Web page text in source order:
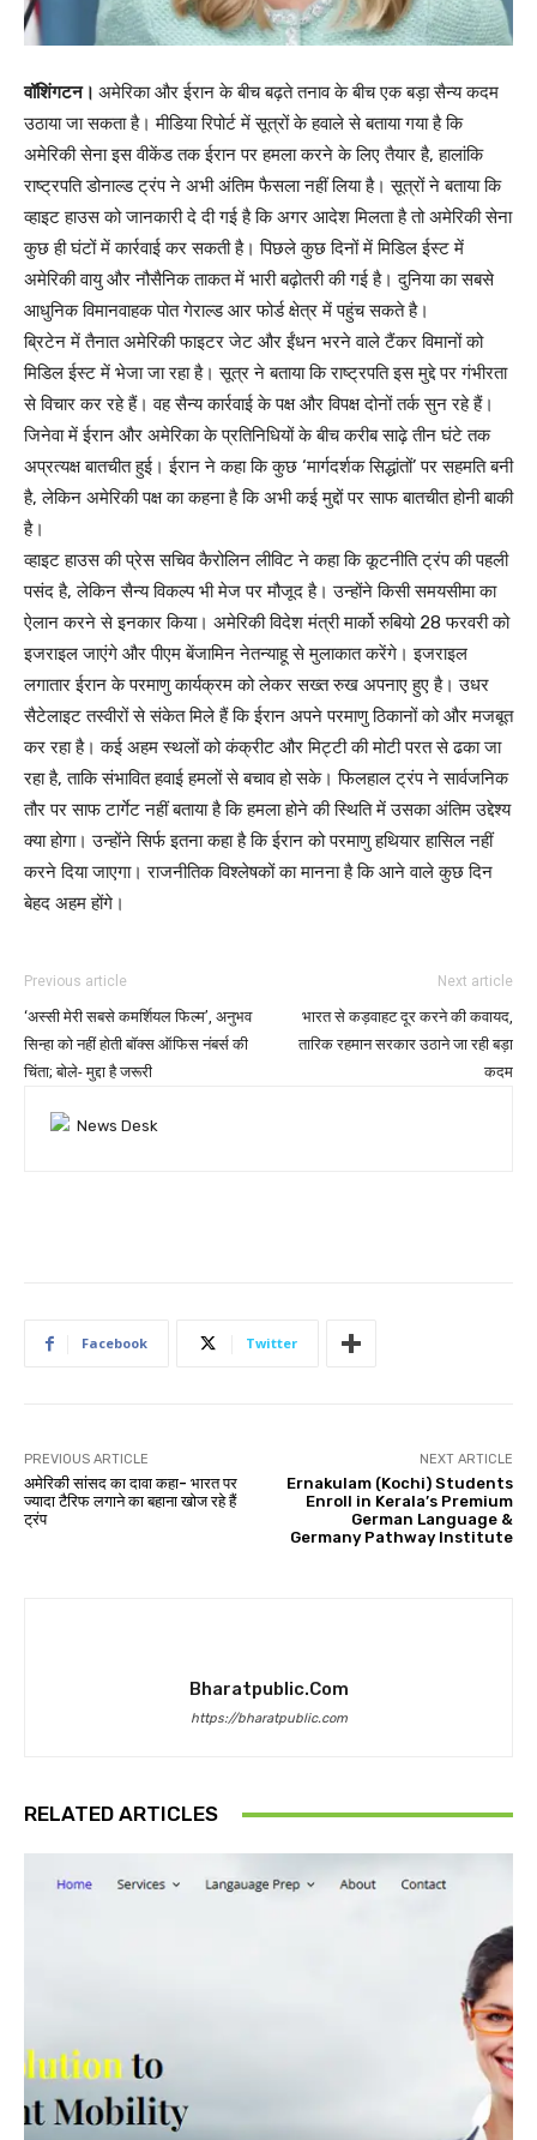
वॉशिंगटन। अमेरिका और ईरान के बीच बढ़ते तनाव के बीच एक बड़ा सैन्य कदम
उठाया जा सकता है। मीडिया रिपोर्ट में सूत्रों के हवाले से बताया गया है कि
अमेरिकी सेना इस वीकेंड तक ईरान पर हमला करने के लिए तैयार है, हालांकि
राष्ट्रपति डोनाल्ड ट्रंप ने अभी अंतिम फैसला नहीं लिया है। सूत्रों ने बताया कि
व्हाइट हाउस को जानकारी दे दी गई है कि अगर आदेश मिलता है तो अमेरिकी सेना
कुछ ही घंटों में कार्रवाई कर सकती है। पिछले कुछ दिनों में मिडिल ईस्ट में
अमेरिकी वायु और नौसैनिक ताकत में भारी बढ़ोतरी की गई है। दुनिया का सबसे
आधुनिक विमानवाहक पोत गेराल्ड आर फोर्ड क्षेत्र में पहुंच सकते है।
ब्रिटेन में तैनात अमेरिकी फाइटर जेट और ईंधन भरने वाले टैंकर विमानों को
मिडिल ईस्ट में भेजा जा रहा है। सूत्र ने बताया कि राष्ट्रपति इस मुद्दे पर गंभीरता
से विचार कर रहे हैं। वह सैन्य कार्रवाई के पक्ष और विपक्ष दोनों तर्क सुन रहे हैं।
जिनेवा में ईरान और अमेरिका के प्रतिनिधियों के बीच करीब साढ़े तीन घंटे तक
अप्रत्यक्ष बातचीत हुई। ईरान ने कहा कि कुछ ‘मार्गदर्शक सिद्धांतों’ पर सहमति बनी
है, लेकिन अमेरिकी पक्ष का कहना है कि अभी कई मुद्दों पर साफ बातचीत होनी बाकी
है।
व्हाइट हाउस की प्रेस सचिव कैरोलिन लीविट ने कहा कि कूटनीति ट्रंप की पहली
पसंद है, लेकिन सैन्य विकल्प भी मेज पर मौजूद है। उन्होंने किसी समयसीमा का
ऐलान करने से इनकार किया। अमेरिकी विदेश मंत्री मार्को रुबियो 28 फरवरी को
इजराइल जाएंगे और पीएम बेंजामिन नेतन्याहू से मुलाकात करेंगे। इजराइल
लगातार ईरान के परमाणु कार्यक्रम को लेकर सख्त रुख अपनाए हुए है। उधर
सैटेलाइट तस्वीरों से संकेत मिले हैं कि ईरान अपने परमाणु ठिकानों को और मजबूत
कर रहा है। कई अहम स्थलों को कंक्रीट और मिट्टी की मोटी परत से ढका जा
रहा है, ताकि संभावित हवाई हमलों से बचाव हो सके। फिलहाल ट्रंप ने सार्वजनिक
तौर पर साफ टार्गेट नहीं बताया है कि हमला होने की स्थिति में उसका अंतिम उद्देश्य
क्या होगा। उन्होंने सिर्फ इतना कहा है कि ईरान को परमाणु हथियार हासिल नहीं
करने दिया जाएगा। राजनीतिक विश्लेषकों का मानना है कि आने वाले कुछ दिन
बेहद अहम होंगे।
Previous article
‘अस्सी मेरी सबसे कमर्शियल फिल्म’, अनुभव
सिन्हा को नहीं होती बॉक्स ऑफिस नंबर्स की
चिंता; बोले- मुद्दा है जरूरी
Next article
भारत से कड़वाहट दूर करने की कवायद,
तारिक रहमान सरकार उठाने जा रही बड़ा
कदम
Facebook Twitter
PREVIOUS ARTICLE
अमेरिकी सांसद का दावा कहा- भारत पर
ज्यादा टैरिफ लगाने का बहाना खोज रहे हैं
ट्रंप
NEXT ARTICLE
Ernakulam (Kochi) Students
Enroll in Kerala’s Premium
German Language &
Germany Pathway Institute
Bharatpublic.com
https://bharatpublic.com
RELATED ARTICLES